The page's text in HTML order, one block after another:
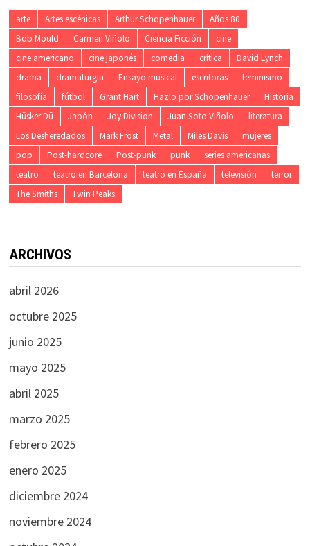
arte Artes escénicas Arthur Schopenhauer
Años 80
Bob Mould
Carmen Viñolo Ciencia Ficción
cine
cine americano
cine japonés comedia crítica
David Lynch
drama
dramaturgia Ensayo musical escritoras
feminismo
filosofía
fútbol Grant Hart Hazlo por Schopenhauer
Historia
Hüsker Dü
Japón Joy Division Juan Soto Viñolo
literatura
Los Desheredados
Mark Frost Metal Miles Davis
mujeres
pop
Post-hardcore Post-punk punk
series americanas
teatro
teatro en Barcelona teatro en España televisión
terror
The Smiths
Twin Peaks
ARCHIVOS
abril 2026
octubre 2025
junio 2025
mayo 2025
abril 2025
marzo 2025
febrero 2025
enero 2025
diciembre 2024
noviembre 2024